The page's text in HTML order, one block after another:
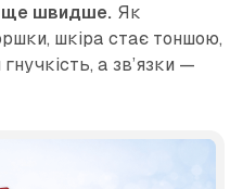
ще швидше. Як
шкіра стає тоншою,
а зв’язки —